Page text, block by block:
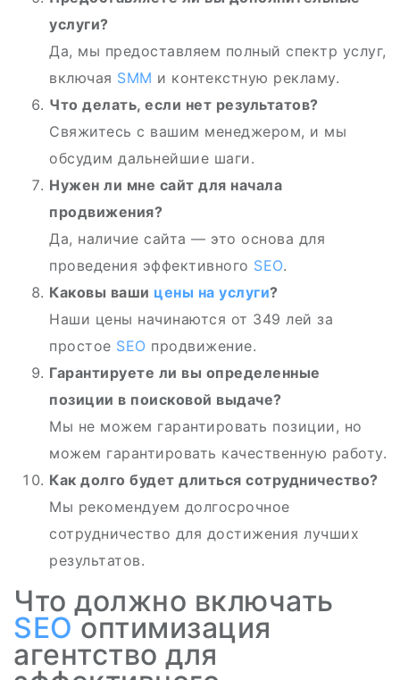
услуги?
Да, мы предоставляем полный спектр услуг,
включая SMM и контекстную рекламу.
Что делать, если нет результатов?
Свяжитесь с вашим менеджером, и мы
обсудим дальнейшие шаги.
Нужен ли мне сайт для начала
продвижения?
Да, наличие сайта — это основа для
проведения эффективного SEO.
Каковы ваши цены на услуги?
Наши цены начинаются от 349 лей за
простое SEO продвижение.
Гарантируете ли вы определенные
позиции в поисковой выдаче?
Мы не можем гарантировать позиции, но
можем гарантировать качественную работу.
Как долго будет длиться сотрудничество?
Мы рекомендуем долгосрочное
сотрудничество для достижения лучших
результатов.
Что должно включать
SEOоптимизация
агентство для